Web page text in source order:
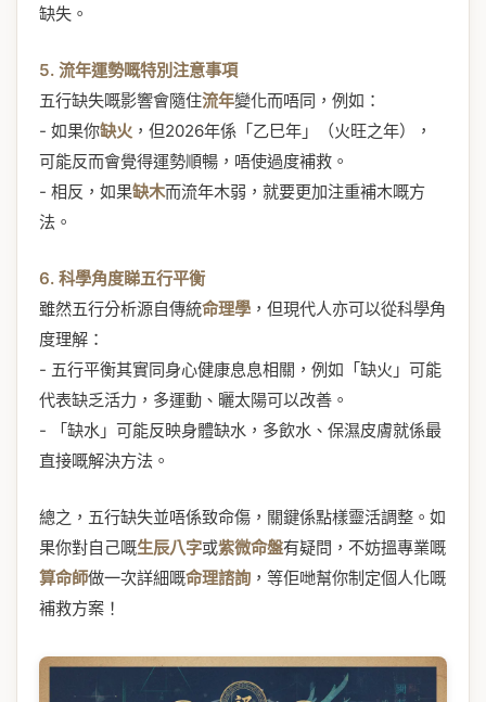
缺失。
5. 流年運勢嘅特別注意事項
五行缺失嘅影響會隨住流年變化而唔同，例如：
- 如果你缺火 ，但2026年係「乙巳年」（火旺之年），
可能反而會覺得運勢順暢，唔使過度補救。
- 相反，如果缺木而流年木弱，就要更加注重補木嘅方
法。
6. 科學角度睇五行平衡
雖然五行分析源自傳統命理學 ，但現代人亦可以從科學角
度理解：
- 五行平衡其實同身心健康息息相關，例如「缺火」可能
代表缺乏活力，多運動、曬太陽可以改善。
- 「缺水」可能反映身體缺水，多飲水、保濕皮膚就係最
直接嘅解決方法。
總之，五行缺失並唔係致命傷，關鍵係點樣靈活調整。如
果你對自己嘅生辰八字或紫微命盤有疑問，不妨搵專業嘅
算命師做一次詳細嘅命理諮詢 ，等佢哋幫你制定個人化嘅
補救方案！